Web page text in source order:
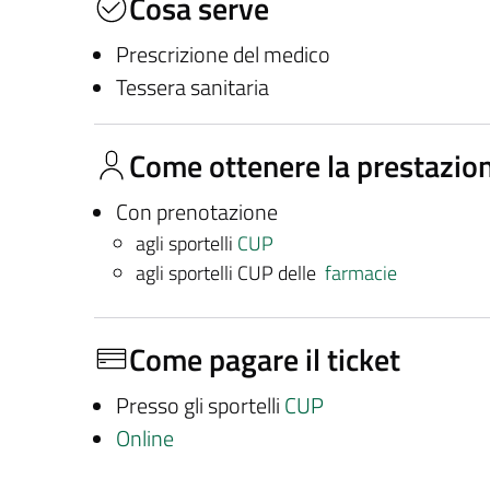
Prescrizione del medico
Tessera sanitaria
Come ottenere la
Con prenotazione
agli sportelli CUP
agli sportelli CUP delle farmacie
Come pagare il ticket
Presso gli sportelli CUP
Online